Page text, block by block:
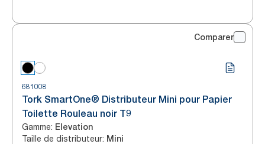
Comparer
681008
Tork SmartOne® Distributeur Mini pour Papier
Toilette Rouleau noir T9
Gamme: Elevation
Taille de distributeur: Mini